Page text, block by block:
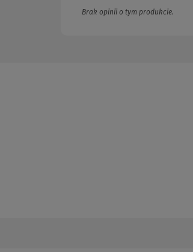
Brak opinii o tym produkcie.